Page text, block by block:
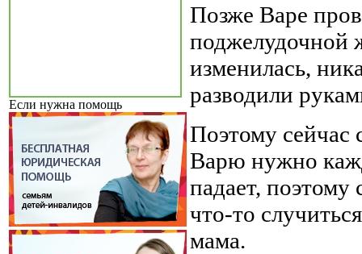
Если нужна помощь
Позже Варе
поджелудочной
изменилась,
разводили
Поэтому сейчас
Варю нужно
падает, поэтому
что-то
мама.